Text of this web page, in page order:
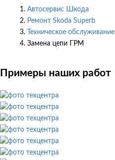
Автосервис Шкода
Ремонт Skoda Superb
Техническое обслуживание
Замена цепи ГРМ
Примеры наших работ